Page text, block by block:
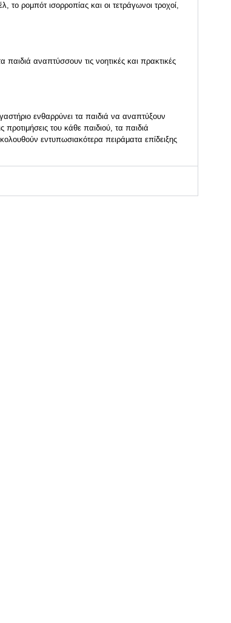
ρομπότ ισορροπίας και οι τετράγωνοι τροχοί,
αναπτύσσουν τις νοητικές και πρακτικές
ενθαρρύνει τα παιδιά να αναπτύξουν
του κάθε παιδιού, τα παιδιά
εντυπωσιακότερα πειράματα επίδειξης